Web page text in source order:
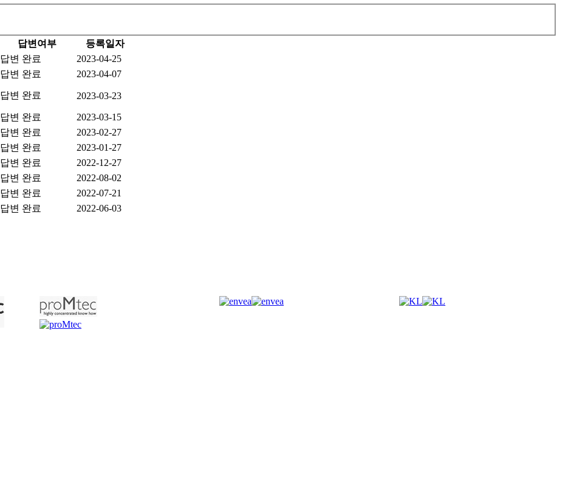
답변여부
등록일자
답변 완료
2023-04-25
답변 완료 2023-04-07
답변 완료 2023-03-23
답변 완료
2023-03-15
답변 완료
2023-02-27
답변 완료
2023-01-27
답변 완료
2022-12-27
답변 완료
2022-08-02
답변 완료
2022-07-21
답변 완료
2022-06-03